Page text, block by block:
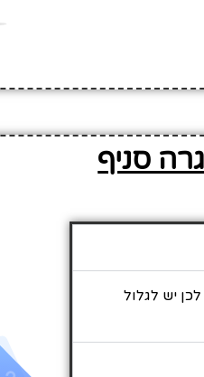
סניף
יש לגלול